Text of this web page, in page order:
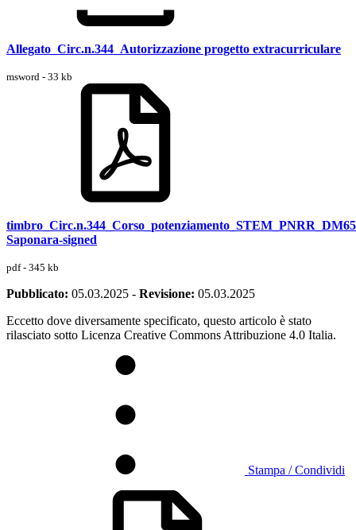
Allegato_Circ.n.344_Autorizzazione progetto extracurriculare
msword - 33 kb
Saponara-signed
pdf - 345 kb
Pubblicato: 05.03.2025 - Revisione: 05.03.2025
Eccetto dove diversamente specificato, questo articolo è stato
rilasciato sotto Licenza Creative Commons Attribuzione 4.0 Italia.
Stampa / Condividi